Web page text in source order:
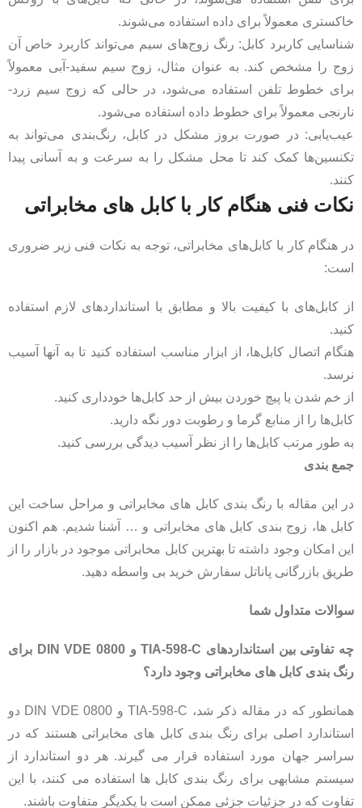
خاکستری معمولاً برای داده استفاده می‌شوند.
شناسایی کاربرد کابل: رنگ زوج‌های سیم می‌تواند کاربرد خاص آن
زوج را مشخص کند. به عنوان مثال، زوج سیم سفید-آبی معمولاً
برای خطوط تلفن استفاده می‌شود، در حالی که زوج سیم زرد-
نارنجی معمولاً برای خطوط داده استفاده می‌شود.
عیب‌یابی: در صورت بروز مشکل در کابل، رنگ‌بندی می‌تواند به
تکنسین‌ها کمک کند تا محل مشکل را به سرعت و به آسانی پیدا
کنند.
نکات فنی هنگام کار با کابل های مخابراتی
در هنگام کار با کابل‌های مخابراتی، توجه به نکات فنی زیر ضروری
است:
از کابل‌های با کیفیت بالا و مطابق با استانداردهای لازم استفاده
کنید.
هنگام اتصال کابل‌ها، از ابزار مناسب استفاده کنید تا به آنها آسیب
نرسد.
از خم شدن یا پیچ خوردن بیش از حد کابل‌ها خودداری کنید.
کابل‌ها را از منابع گرما و رطوبت دور نگه دارید.
به طور مرتب کابل‌ها را از نظر آسیب دیدگی بررسی کنید.
جمع بندی
در این مقاله با رنگ بندی کابل های مخابراتی و مراحل ساخت این
کابل ها، زوج بندی کابل های مخابراتی و … آشنا شدیم. هم اکنون
این امکان وجود داشته تا بهترین کابل مخابراتی موجود در بازار را از
طریق بازرگانی پاناتل سفارش خرید بی واسطه دهید.
سوالات متداول شما
چه تفاوتی بین استانداردهای TIA-598-C و DIN VDE 0800 برای
رنگ بندی کابل های مخابراتی وجود دارد؟
همانطور که در مقاله ذکر شد، TIA-598-C و DIN VDE 0800 دو
استاندارد اصلی برای رنگ بندی کابل های مخابراتی هستند که در
سراسر جهان مورد استفاده قرار می گیرند. هر دو استاندارد از
سیستم مشابهی برای رنگ بندی کابل ها استفاده می کنند، با این
تفاوت که در جزئیات جزئی ممکن است با یکدیگر متفاوت باشند.